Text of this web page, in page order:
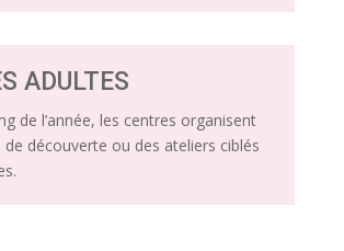
ADULTES
de l’année, les centres organisent
de découverte ou des ateliers ciblés